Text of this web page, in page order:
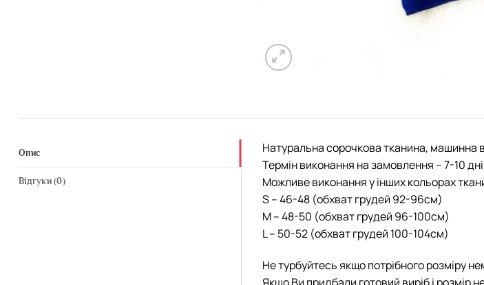
Опис
Відгуки (0)
Натуральна сорочкова тканина,
Термін виконання на замовлення – 7-10
Можливе виконання у інших кольорах
S – 46-48 (обхват грудей 92-96см)
М – 48-50 (обхват грудей 96-100см)
L – 50-52 (обхват грудей 100-104см)
Не турбуйтесь якщо потрібного розміру